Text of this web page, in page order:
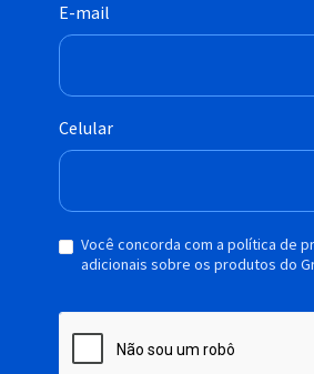
E-mail
Celular
Você concorda com a política de
adicionais sobre os produtos do